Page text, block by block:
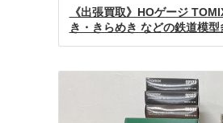
《出張買取》HOゲージ
き・きらめき などの鉄道模型